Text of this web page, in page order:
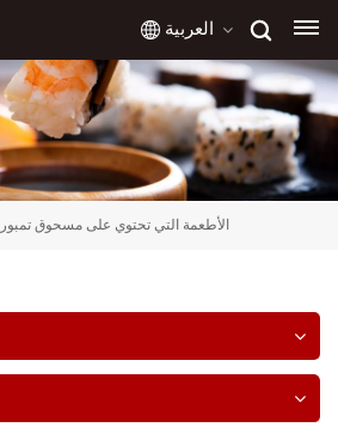
العربية
English
français
الأطعمة التي تحتوي على مسحوق تمبورا